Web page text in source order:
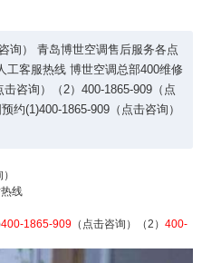
询） 青岛博世空调售后服务各点
工客服热线 博世空调总部400维修
咨询）（2）400-1865-909（点
约(1)400-1865-909（点击咨询）
线
400-1865-909 （点击咨询）（2） 400-
24小时售后客
（点击咨询） 青岛博
国电话热线 博世空调电